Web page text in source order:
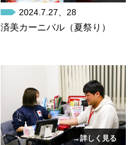
2024.7.27、28
済美カーニバル（夏祭り）
→詳しく見る